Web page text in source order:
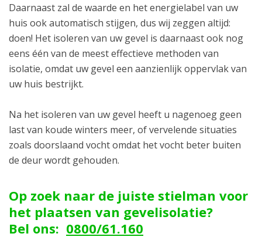
Daarnaast zal de waarde en het energielabel van uw
huis ook automatisch stijgen, dus wij zeggen altijd:
doen! Het isoleren van uw gevel is daarnaast ook nog
eens één van de meest effectieve methoden van
isolatie, omdat uw gevel een aanzienlijk oppervlak van
uw huis bestrijkt.
Na het isoleren van uw gevel heeft u nagenoeg geen
last van koude winters meer, of vervelende situaties
zoals doorslaand vocht omdat het vocht beter buiten
de deur wordt gehouden.
Op zoek naar de juiste stielman voor
het plaatsen van gevelisolatie?
Bel ons: 0800/61.160